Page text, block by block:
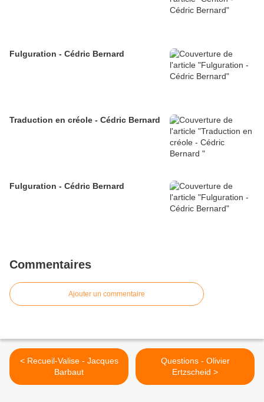
Fulguration - Cédric Bernard
Traduction en créole - Cédric Bernard
Fulguration - Cédric Bernard
Commentaires
Ajouter un commentaire
< Recueil-Valise - Jacques
Barbaut
Questions - Olivier
Ertzscheid >